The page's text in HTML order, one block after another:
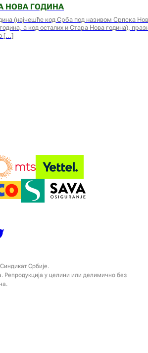
НОВА ГОДИНА
(најчешће код Срба под називом Српска
а код осталих и Стара Нова година),
Србије.
Репродукција у целини или делимично без